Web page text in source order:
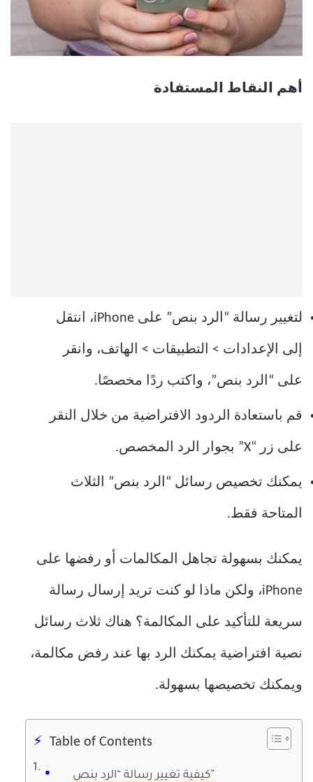
أهم النقاط المستفادة
لتغيير رسالة “الرد بنص” على iPhone، انتقل
إلى الإعدادات > التطبيقات > الهاتف، وانقر
على “الرد بنص”، واكتب ردًا مخصصًا.
قم باستعادة الردود الافتراضية من خلال النقر
على زر “X” بجوار الرد المخصص.
يمكنك تخصيص رسائل “الرد بنص” الثلاث
المتاحة فقط.
يمكنك بسهولة تجاهل المكالمات أو رفضها على
iPhone، ولكن ماذا لو كنت تريد إرسال رسالة
سريعة للتأكيد على المكالمة؟ هناك ثلاث رسائل
نصية افتراضية يمكنك الرد بها عند رفض مكالمة،
ويمكنك تخصيصها بسهولة.
Table of Contents
كيفية تغيير رسالة “الرد بنص”